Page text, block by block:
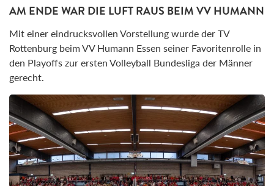
AM ENDE WAR DIE LUFT RAUS BEIM VV HUMANN
Mit einer eindrucksvollen Vorstellung wurde der TV
Rottenburg beim VV Humann Essen seiner Favoritenrolle in
den Playoffs zur ersten Volleyball Bundesliga der Männer
gerecht.